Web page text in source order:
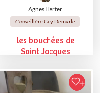
Agnes Herter
Conseillère Guy Demarle
les bouchées de
Saint Jacques